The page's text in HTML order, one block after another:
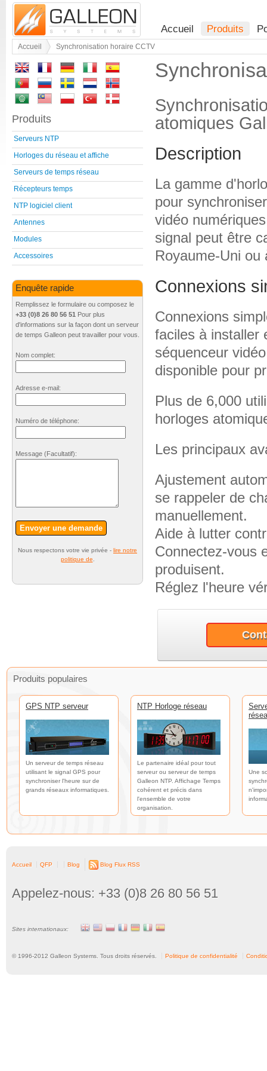
Accueil Produits
Accueil Synchronisation horaire CCTV
atomiques
Description
La gamme
pour
vidéo
signal peut être
Royaume-Uni ou
Connexions
Connexions
faciles à installer
séquenceur
disponible pour
Plus de 6,000
horloges
Les principaux
Ajustement
se rappeler de
manuellement.
Aide à lutter
Connectez-vous
produisent.
Réglez l'heure
Produits
Serveurs NTP
Horloges du réseau et affiche
Serveurs de temps réseau
Récepteurs temps
NTP logiciel client
Antennes
Modules
Accessoires
Enquête rapide
Remplissez le formulaire ou composez le
+33 (0)8 26 80 56 51 Pour plus
d'informations sur la façon dont un serveur
de temps Galleon peut travailler pour vous.
Nom complet:
Adresse e-mail:
Numéro de téléphone:
Message (Facultatif):
Envoyer une demande
Nous respectons votre vie privée - lire notre
politique de.
Produits populaires
GPS NTP serveur
Un serveur de temps réseau
utilisant le signal GPS pour
synchroniser l'heure sur de
grands réseaux informatiques.
NTP Horloge réseau
Le partenaire idéal pour tout
serveur ou serveur de temps
Galleon NTP. Affichage Temps
cohérent et précis dans
l'ensemble de votre
organisation.
Une
Accueil QFP Blog Blog Flux RSS
Appelez-nous: +33 (0)8 26 80 56 51
Sites internationaux:
© 1996-2012 Galleon Systems. Tous droits réservés. Politique de confidentialité